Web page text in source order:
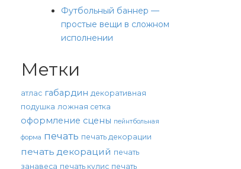
Футбольный баннер —
простые вещи в сложном
исполнении
Метки
атлас габардин декоративная
подушка ложная сетка
оформление сцены пейнтбольная
форма печать печать декорации
печать декораций печать
занавеса печать кулис печать